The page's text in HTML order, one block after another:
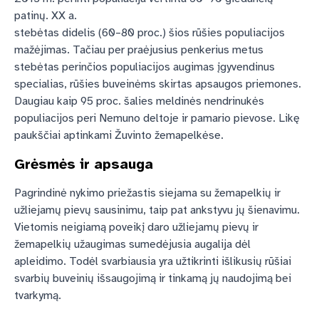
patinų. XX a.
stebėtas didelis (60–80 proc.) šios rūšies populiacijos
mažėjimas. Tačiau per praėjusius penkerius metus
stebėtas perinčios populiacijos augimas įgyvendinus
specialias, rūšies buveinėms skirtas apsaugos priemones.
Daugiau kaip 95 proc. šalies meldinės nendrinukės
populiacijos peri Nemuno deltoje ir pamario pievose. Likę
paukščiai aptinkami Žuvinto žemapelkėse.
Grėsmės ir apsauga
Pagrindinė nykimo priežastis siejama su žemapelkių ir
užliejamų pievų sausinimu, taip pat ankstyvu jų šienavimu.
Vietomis neigiamą poveikį daro užliejamų pievų ir
žemapelkių užaugimas sumedėjusia augalija dėl
apleidimo. Todėl svarbiausia yra užtikrinti išlikusių rūšiai
svarbių buveinių išsaugojimą ir tinkamą jų naudojimą bei
tvarkymą.